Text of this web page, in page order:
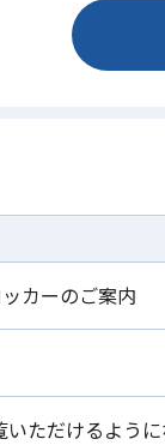
カーのご案内
ただけるよう